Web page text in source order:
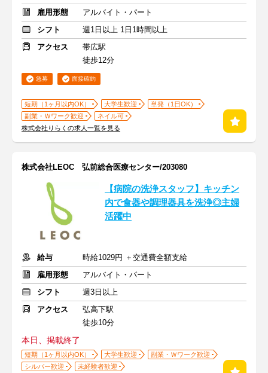
雇用形態
アルバイト・パート
シフト
週1日以上 1日1時間以上
アクセス
帯広駅
徒歩12分
急募 面接確約
短期（1ヶ月以内OK） 大学生歓迎
単発（1日OK）
副業・Ｗワーク歓迎
ネイル可
株式会社りらくの求人一覧を見る
株式会社LEOC 弘前総合医療センター/203080
【病院の洗浄スタッフ】キッチン
内で食器や調理器具を洗浄◎主婦
活躍中
給与
時給1029円 ＋交通費全額支給
雇用形態
アルバイト・パート
シフト
週3日以上
アクセス
弘高下駅
徒歩10分
本日、掲載終了
短期（1ヶ月以内OK） 大学生歓迎
副業・Ｗワーク歓迎
シルバー歓迎
未経験者歓迎